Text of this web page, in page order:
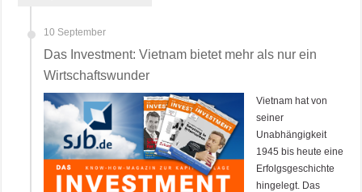
10 September
Das Investment: Vietnam bietet mehr als nur ein
Wirtschaftswunder
Vietnam hat von
seiner
Unabhängigkeit
1945 bis heute eine
Erfolgsgeschichte
hingelegt. Das